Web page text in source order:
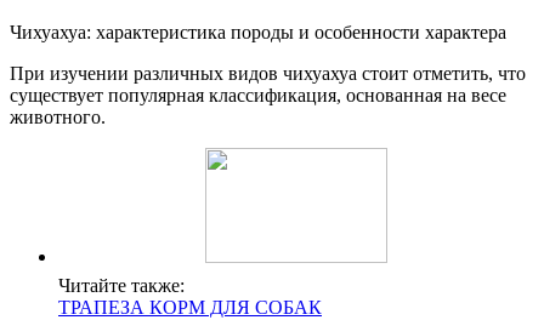
Чихуахуа: характеристика породы и особенности характера
При изучении различных видов чихуахуа стоит отметить, что
существует популярная классификация, основанная на весе
животного.
Читайте также:
ТРАПЕЗА КОРМ ДЛЯ СОБАК